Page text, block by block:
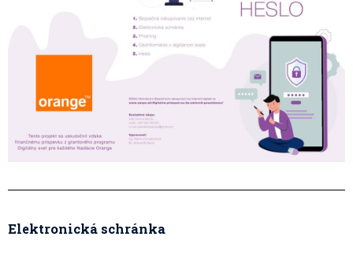
Elektronická schránka